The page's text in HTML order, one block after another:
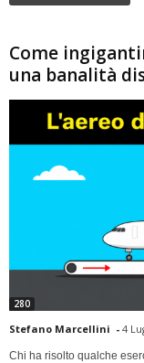
Come
una banalità
280
Stefano Marcellini - 4
Chi ha risolto qualche